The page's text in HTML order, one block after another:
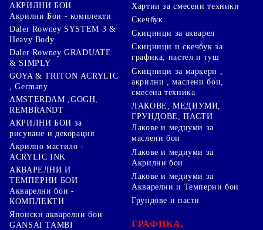
АКРИЛНИ БОИ
Акрилни Бои - комплекти
Daler Rowney SYSTEM 3 &
Heavy Body
Daler Rowney GRADUATE
& SIMPLY
GOYA & TRITON АCRYLIC
, Germany
AMSTERDAM ,GOGH,
REMBRANDT
АКРИЛНИ БОИ за
рисуване и декорация
Акрилно мастило -
ACRYLIC INK
АКВАРЕЛНИ И
ТЕМПЕРНИ БОИ
Акварелни бои -
КОМПЛЕКТИ
Японски акварелни бои
GANSAI TAMBI
Хартии за смесени техники
Скечбук
Скицници за акварел
Скицници и скечбук за
графика, пастел и туш
Скицници за маркери ,
акрилни , маслени бои,
смесена техника
ЛАКОВЕ, МЕДИУМИ,
ГРУНДОВЕ, ПАСТИ
Лакове и медиуми за
маслени бои
Лакове и медиуми за
Акрилни бои
Лакове и медиуми за
Акварелни и Темперни бои
Грундове и пасти
ГРАФИКА,